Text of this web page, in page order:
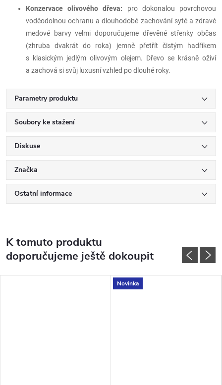
Konzervace olivového dřeva: pro dokonalou povrchovou
voděodolnou ochranu a dlouhodobé zachování syté a zdravé
medové barvy velmi doporučujeme dřevěné střenky občas
(zhruba dvakrát do roka) jemně přetřít čistým hadříkem
s klasickým jedlým olivovým olejem. Dřevo se krásně oživí
a zachová si svůj luxusní vzhled po dlouhé roky.
Parametry produktu
Soubory ke stažení
Diskuse
Značka
Ostatní informace
K tomuto produktu
doporučujeme ještě dokoupit
Novinka